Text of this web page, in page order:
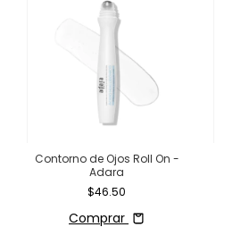
Contorno de Ojos Roll On -
Adara
$46.50
Comprar